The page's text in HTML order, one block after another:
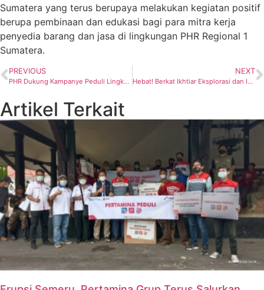
Sumatera yang terus berupaya melakukan kegiatan positif
berupa pembinaan dan edukasi bagi para mitra kerja
penyedia barang dan jasa di lingkungan PHR Regional 1
Sumatera.
PREVIOUS
PHR Dukung Kampanye Peduli Lingkungan di Tahura
NEXT
Hebat! Berkat Ikhtiar Eksplorasi dan Inovasi, PHR Sukses Tambah Potensi Cadangan Minyak Blok Rokan untuk Indonesia
Artikel Terkait